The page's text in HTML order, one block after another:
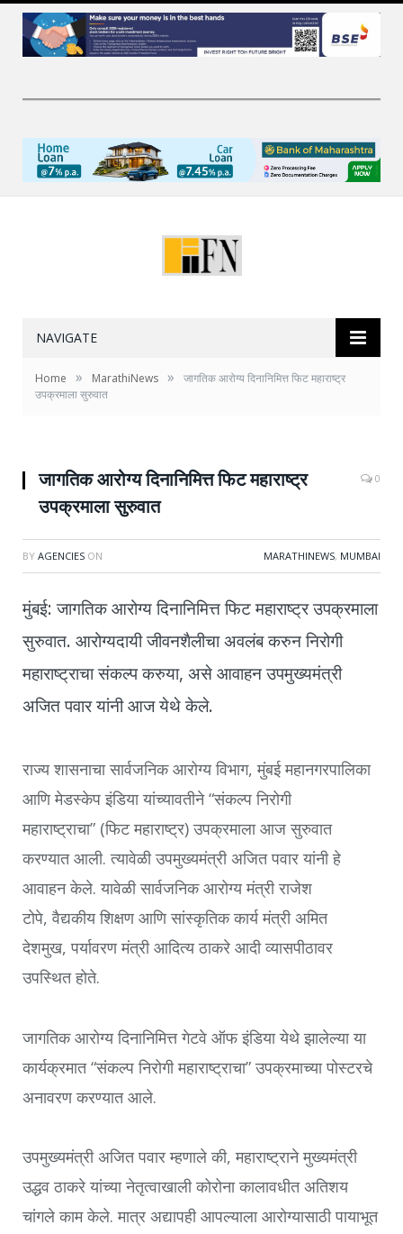
NAVIGATE
Home » MarathiNews »
जागतिक आरोग्य दिनानिमित्त फिट महाराष्ट्र
उपक्रमाला सुरुवात
जागतिक आरोग्य दिनानिमित्त फिट महाराष्ट्र
उपक्रमाला सुरुवात
0
BY AGENCIES ON MARATHINEWS, MUMBAI
मुंबई: जागतिक आरोग्य दिनानिमित्त फिट महाराष्ट्र उपक्रमाला
सुरुवात. आरोग्यदायी जीवनशैलीचा अवलंब करुन निरोगी
महाराष्ट्राचा संकल्प करुया, असे आवाहन उपमुख्यमंत्री
अजित पवार यांनी आज येथे केले.
राज्य शासनाचा सार्वजनिक आरोग्य विभाग,मुंबई महानगरपालिका
आणि मेडस्केप इंडिया यांच्यावतीने“संकल्प निरोगी
महाराष्ट्राचा” (फिट महाराष्ट्र) उपक्रमाला आज सुरुवात
करण्यात आली. त्यावेळी उपमुख्यमंत्री अजित पवार यांनी हे
आवाहन केले. यावेळी सार्वजनिक आरोग्य मंत्री राजेश
टोपे,वैद्यकीय शिक्षण आणि सांस्कृतिक कार्य मंत्री अमित
देशमुख,पर्यावरण मंत्री आदित्य ठाकरे आदी व्यासपीठावर
उपस्थित होते.
जागतिक आरोग्य दिनानिमित्त गेटवे ऑफ इंडिया येथे झालेल्या या
कार्यक्रमात“संकल्प निरोगी महाराष्ट्राचा”उपक्रमाच्या पोस्टरचे
अनावरण करण्यात आले.
उपमुख्यमंत्री अजित पवार म्हणाले की,महाराष्ट्राने मुख्यमंत्री
उद्धव ठाकरे यांच्या नेतृत्वाखाली कोरोना कालावधीत अतिशय
चांगले काम केले. मात्र अद्यापही आपल्याला आरोग्यासाठी पायाभूत